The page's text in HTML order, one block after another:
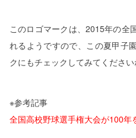
このロゴマークは、2015年の全
れるようですので、この夏甲子
クにもチェックしてみてください
※参考記事
全国高校野球選手権大会が100年